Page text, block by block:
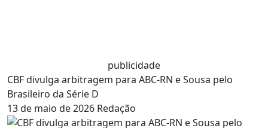
publicidade
CBF divulga arbitragem para ABC-RN e Sousa pelo
Brasileiro da Série D
13 de maio de 2026 Redação